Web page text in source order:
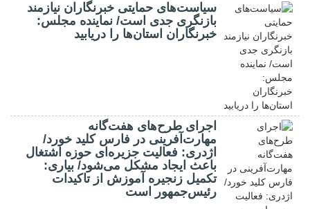
سیاست‌های حمایتی خبرنگاران نیازمند
بازنگری جدی است/ نماینده مجلس:
خبرنگاران استان‌ها را دریابید
اجرای طرح‌های هفت‌گانه
مهارت‌آفرینی در فارس کلید خورد/
اژدری: فعالیت جزیره‌‌ای حوزه اشتغال
باعث ایجاد مشکل می‌شود/ بیاری:
تکمیل زنجیره آموزش از تاکیدات
رئیس‌جمهور است